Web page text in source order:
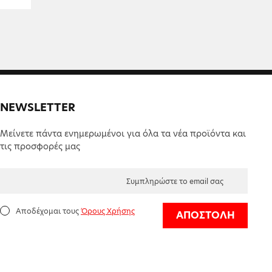
NEWSLETTER
Μείνετε πάντα ενημερωμένοι για όλα τα νέα προϊόντα και
τις προσφορές μας
Αποδέχομαι τουςΌρους Χρήσης ΑΠΟΣΤΟΛΗ